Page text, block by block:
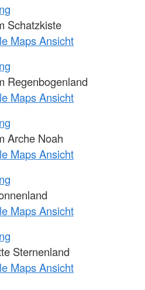
Schatzkiste
Maps Ansicht
Regenbogenland
Maps Ansicht
Arche Noah
Maps Ansicht
Maps Ansicht
Sternenland
Maps Ansicht